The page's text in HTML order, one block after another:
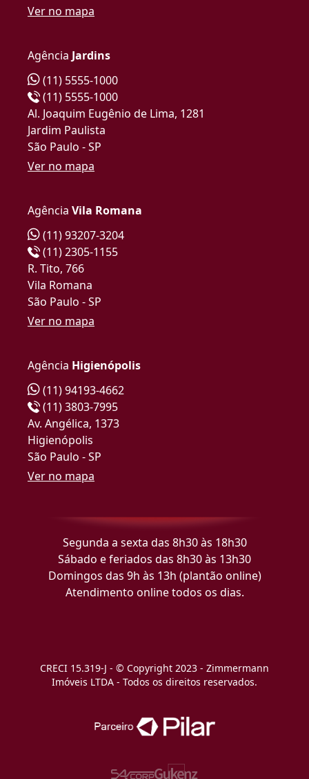
Ver no mapa
Agência Jardins
(11) 5555-1000
(11) 5555-1000
Al. Joaquim Eugênio de Lima, 1281
Jardim Paulista
São Paulo - SP
Ver no mapa
Agência Vila Romana
(11) 93207-3204
(11) 2305-1155
R. Tito, 766
Vila Romana
São Paulo - SP
Ver no mapa
Agência Higienópolis
(11) 94193-4662
(11) 3803-7995
Av. Angélica, 1373
Higienópolis
São Paulo - SP
Ver no mapa
Segunda a sexta das 8h30 às 18h30
Sábado e feriados das 8h30 às 13h30
Domingos das 9h às 13h (plantão online)
Atendimento online todos os dias.
CRECI 15.319-J - © Copyright 2023 - Zimmermann
Imóveis LTDA - Todos os direitos reservados.